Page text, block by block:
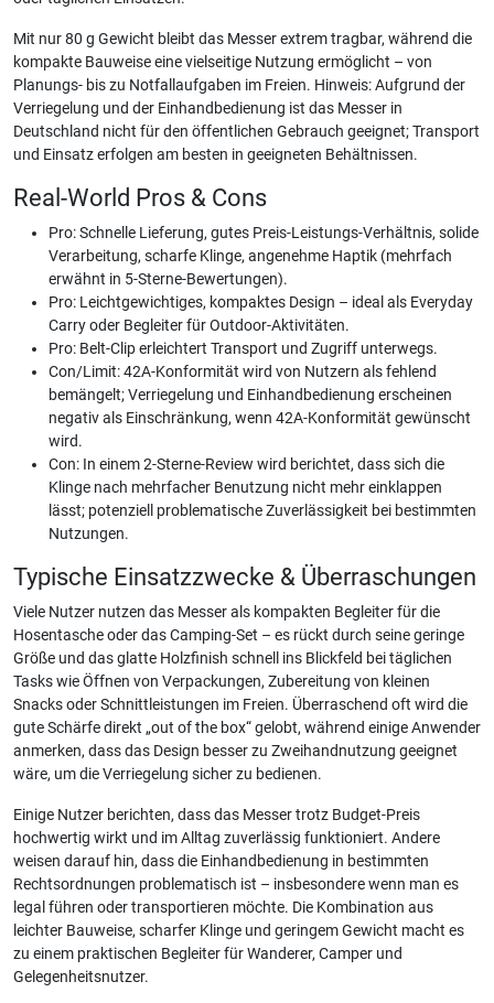
Mit nur 80 g Gewicht bleibt das Messer extrem tragbar, während die
kompakte Bauweise eine vielseitige Nutzung ermöglicht – von
Planungs- bis zu Notfallaufgaben im Freien. Hinweis: Aufgrund der
Verriegelung und der Einhandbedienung ist das Messer in
Deutschland nicht für den öffentlichen Gebrauch geeignet; Transport
und Einsatz erfolgen am besten in geeigneten Behältnissen.
Real-World Pros & Cons
Pro: Schnelle Lieferung, gutes Preis-Leistungs-Verhältnis, solide
Verarbeitung, scharfe Klinge, angenehme Haptik (mehrfach
erwähnt in 5-Sterne-Bewertungen).
Pro: Leichtgewichtiges, kompaktes Design – ideal als Everyday
Carry oder Begleiter für Outdoor-Aktivitäten.
Pro: Belt-Clip erleichtert Transport und Zugriff unterwegs.
Con/Limit: 42A-Konformität wird von Nutzern als fehlend
bemängelt; Verriegelung und Einhandbedienung erscheinen
negativ als Einschränkung, wenn 42A-Konformität gewünscht
wird.
Con: In einem 2-Sterne-Review wird berichtet, dass sich die
Klinge nach mehrfacher Benutzung nicht mehr einklappen
lässt; potenziell problematische Zuverlässigkeit bei bestimmten
Nutzungen.
Typische Einsatzzwecke & Überraschungen
Viele Nutzer nutzen das Messer als kompakten Begleiter für die
Hosentasche oder das Camping-Set – es rückt durch seine geringe
Größe und das glatte Holzfinish schnell ins Blickfeld bei täglichen
Tasks wie Öffnen von Verpackungen, Zubereitung von kleinen
Snacks oder Schnittleistungen im Freien. Überraschend oft wird die
gute Schärfe direkt „out of the box“ gelobt, während einige Anwender
anmerken, dass das Design besser zu Zweihandnutzung geeignet
wäre, um die Verriegelung sicher zu bedienen.
Einige Nutzer berichten, dass das Messer trotz Budget-Preis
hochwertig wirkt und im Alltag zuverlässig funktioniert. Andere
weisen darauf hin, dass die Einhandbedienung in bestimmten
Rechtsordnungen problematisch ist – insbesondere wenn man es
legal führen oder transportieren möchte. Die Kombination aus
leichter Bauweise, scharfer Klinge und geringem Gewicht macht es
zu einem praktischen Begleiter für Wanderer, Camper und
Gelegenheitsnutzer.